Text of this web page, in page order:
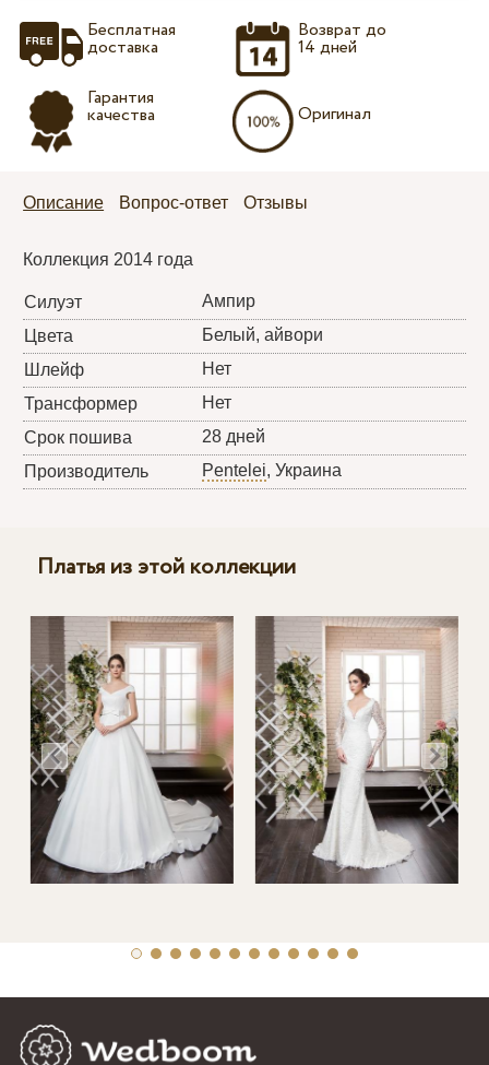
Бесплатная
доставка
Гарантия
качества
Возврат до
14 дней
Оригинал
Описание Вопрос-ответ Отзывы
Коллекция 2014 года
Силуэт
Ампир
Цвета
Белый, айвори
Шлейф
Нет
Трансформер
Нет
Срок пошива
28 дней
Производитель
Pentelei, Украина
Платья из этой коллекции